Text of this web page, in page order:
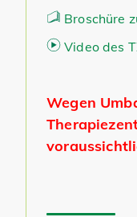
Broschüre
Video des
Wegen